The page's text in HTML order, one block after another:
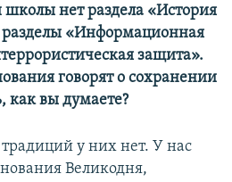
нет раздела «История
разделы «Информационная
защита».
говорят о сохранении
как вы думаете?
у них нет. У нас
Великодня,